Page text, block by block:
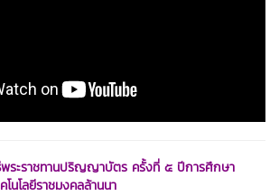
ระราชทานปริญญาบัตร ครั้งที่ ๕ ปีการศึกษา
นโลยีราชมงคลล้านนา